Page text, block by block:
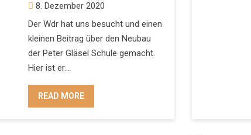
8. Dezember 2020
Der Wdr hat uns besucht und einen
kleinen Beitrag über den Neubau
der Peter Gläsel Schule gemacht.
Hier ist er…
READ MORE